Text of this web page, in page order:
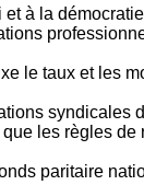
à la
le taux et les
syndicales
les règles de
paritaire